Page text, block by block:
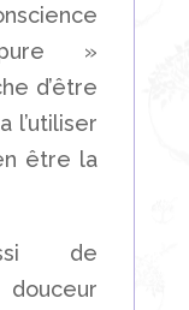
»
d’être
l’utiliser
être la
de
douceur